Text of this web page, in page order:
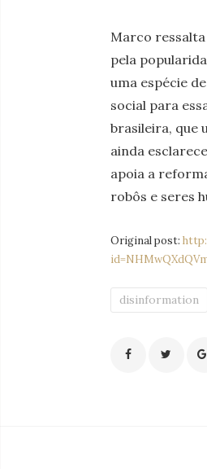
Marco
pela
uma espécie
social para
brasileira, que
ainda
apoia a
robôs e seres
Original post:
disinformation